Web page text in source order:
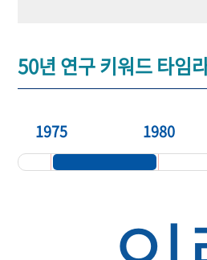
50년 연구 키워드 타임
1975 1980